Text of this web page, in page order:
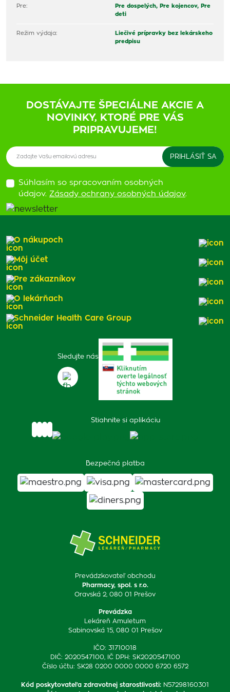
Pre: Pre dospelých, Pre kojencov, Pre
deti
Režim výdaja:
Liečivé prípravky bez lekárskeho
predpisu
DOSTÁVAJTE ŠPECIÁLNE AKCIE A
NOVINKY, KTORÉ PRE VÁS
PRIPRAVUJEME!
Súhlasím so spracovaním osobných
údajov. Zásady ochrany osobných údajov.
Prevádzkovateľ obchodu
Pharmacy, spol. s r.o.
Oravská 2, 080 01 Prešov
Prevádzka
Lekáreň Amuletum
Sabinovská 15, 080 01 Prešov
IČO: 31710018
DIČ: 2020547100, IČ DPH: SK2020547100
Číslo účtu: SK28 0200 0000 0000 6720 6572
Kód poskytovateľa zdravotnej starostlivosti: N57298160301
Sledujte nás
Stiahnite si aplikáciu
Bezpečná platba
O nákupoch
Môj účet
Pre zákazníkov
O lekárňach
Schneider Health Care Group